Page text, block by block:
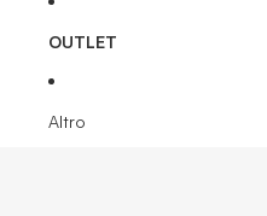
OUTLET
Altro